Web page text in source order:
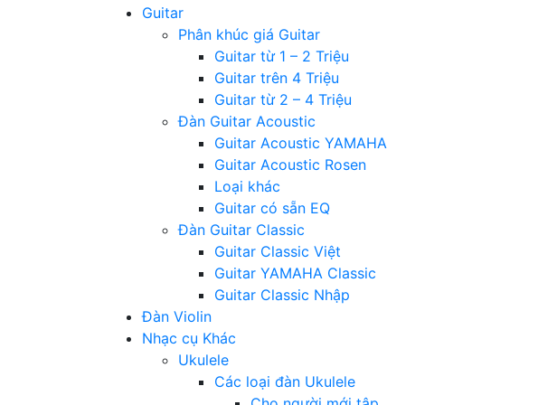
Guitar
Phân khúc giá Guitar
Guitar từ 1 – 2 Triệu
Guitar trên 4 Triệu
Guitar từ 2 – 4 Triệu
Đàn Guitar Acoustic
Guitar Acoustic YAMAHA
Guitar Acoustic Rosen
Loại khác
Guitar có sẵn EQ
Đàn Guitar Classic
Guitar Classic Việt
Guitar YAMAHA Classic
Guitar Classic Nhập
Đàn Violin
Nhạc cụ Khác
Ukulele
Các loại đàn Ukulele